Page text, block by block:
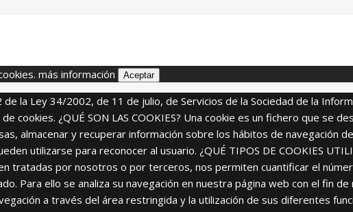
más información Aceptar
la Ley 34/2002, de 11 de julio, de Servicios de la Sociedad de la
cookies. ¿QUÉ SON LAS COOKIES? Una cookie es un fichero que se
almacenar y recuperar información sobre los hábitos de navegación
utilizarse para reconocer al usuario. ¿QUÉ TIPOS DE COOKIES
tratadas por nosotros o por terceros, nos permiten cuantificar el
Para ello se analiza su navegación en nuestra página web con el fin
a través del área restringida y la utilización de sus diferentes